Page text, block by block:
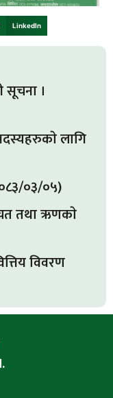
LinkedIn
सूचना ।
लागि
०३/०५)
तथा ऋणकाे
विवरण